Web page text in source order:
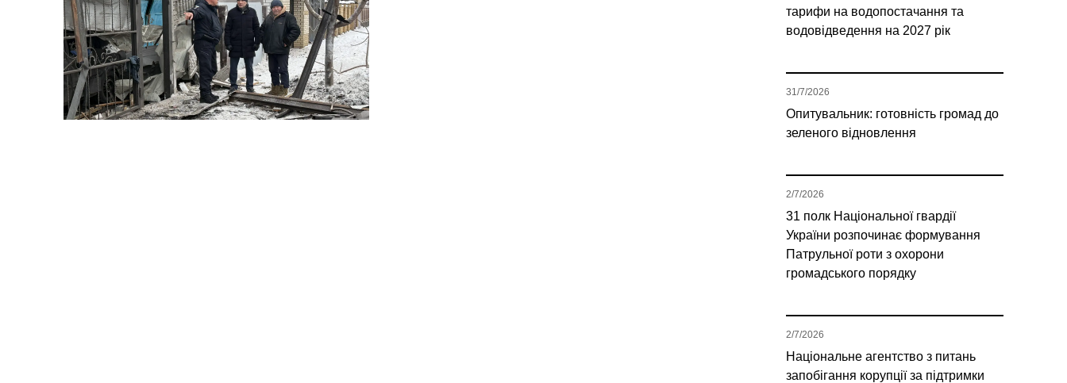
тарифи на водопостачання та
водовідведення на 2027 рік
Опитувальник: готовність громад до
зеленого відновлення
31/7/2026
31 полк Національної гвардії
України розпочинає формування
Патрульної роти з охорони
громадського порядку
2/7/2026
Національне агентство з питань
запобігання корупції за підтримки
2/7/2026